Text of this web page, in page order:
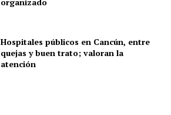
organizado
Hospitales públicos en Cancún, entre
quejas y buen trato; valoran la
atención